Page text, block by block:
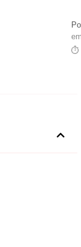
⏱